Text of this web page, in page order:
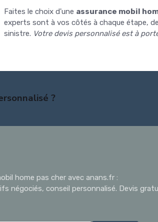
Faites le choix d'une assurance mobil
experts sont à vos côtés à chaque étape,
sinistre. Votre devis personnalisé est à
?
home pas cher avec anans.fr :
négociés, conseil personnalisé. Devis